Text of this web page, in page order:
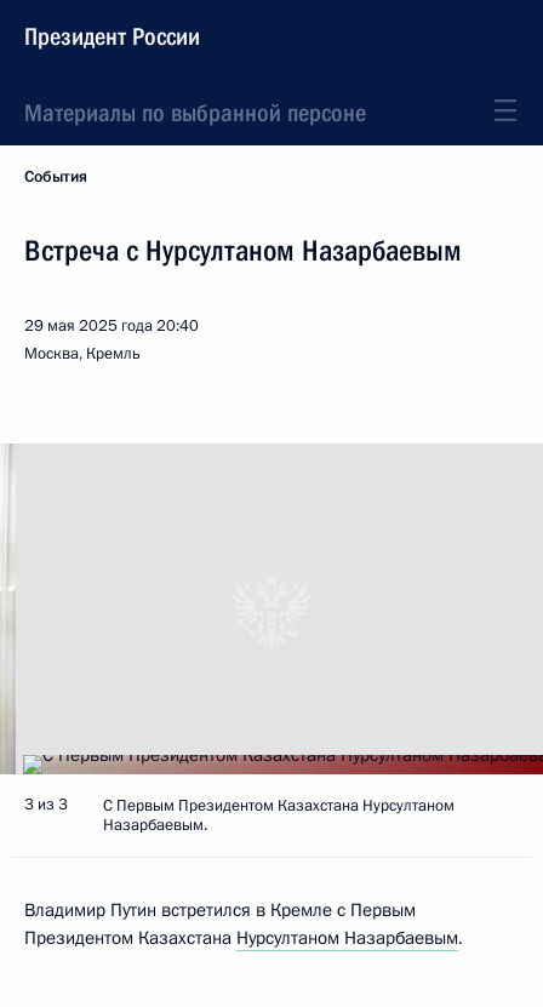
Президент России
Материалы по выбранной персоне
События
Встреча с Нурсултаном Назарбаевым
29 мая 2025 года20:40
Москва, Кремль
3 из 3
С Первым Президентом Казахстана Нурсултаном
Назарбаевым.
Владимир Путин встретился в Кремле с Первым
Президентом Казахстана Нурсултаном Назарбаевым.